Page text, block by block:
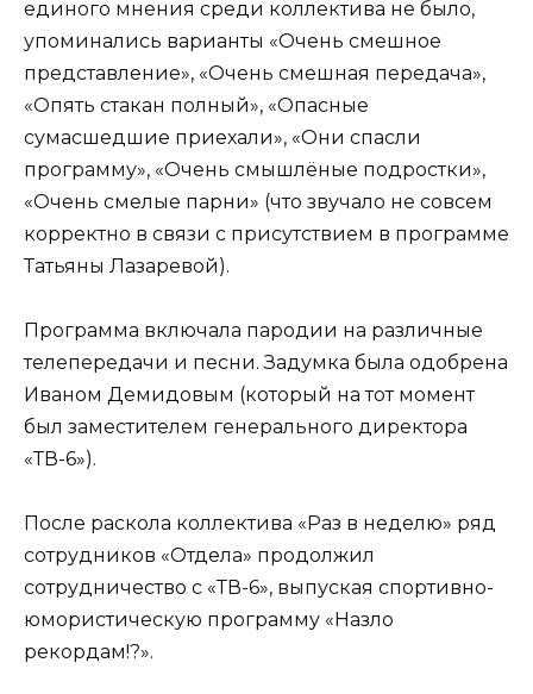
единого мнения среди коллектива не было,
упоминались варианты «Очень смешное
представление», «Очень смешная передача»,
«Опять стакан полный», «Опасные
сумасшедшие приехали», «Они спасли
программу», «Очень смышлёные подростки»,
«Очень смелые парни» (что звучало не совсем
корректно в связи с присутствием в программе
Татьяны Лазаревой).
Программа включала пародии на различные
телепередачи и песни. Задумка была одобрена
Иваном Демидовым (который на тот момент
был заместителем генерального директора
«ТВ-6»).
После раскола коллектива «Раз в неделю» ряд
сотрудников «Отдела» продолжил
сотрудничество с «ТВ-6», выпуская спортивно-
юмористическую программу «Назло
рекордам!?».